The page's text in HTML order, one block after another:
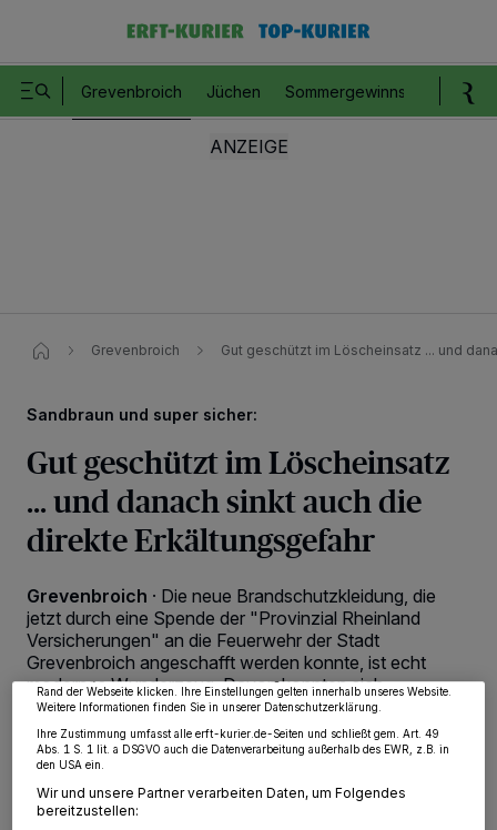
Grevenbroich Jüchen Sommergewinnspiel
Grevenbroich Gut geschützt im Löscheinsatz ... und
Sandbraun und super sicher:
Gut geschützt im Löscheinsatz
... und danach sinkt auch die
direkte Erkältungsgefahr
Grevenbroich · Die neue Brandschutzkleidung, die
jetzt durch eine Spende der "Provinzial Rheinland
Versicherungen" an die Feuerwehr der Stadt
Grevenbroich angeschafft werden konnte, ist echt
modernes Wunderzeug. Davon konnten sich
Bürgermeister Klaus Krützen und "Provinzial"-
Geschäftsstellenleiter Marc Sakamoto jetzt bei der
Scheckübergabe überzeugen.
von OK aktivieren Sie Tracking-Technologien für die unter „Wir und unsere
Partner verarbeiten Daten, um Ihnen Dienste bereitzustellen“ aufgeführten
Zwecke. Wenn Tracker deaktiviert sind, sind manche Inhalte und Anzeigen
möglicherweise nicht mehr so relevant für Sie. Sie können dieses Menü jederzeit
wieder aufrufen, um Ihre Einstellungen zu ändern oder Ihre Einwilligung zu
widerrufen, indem Sie auf den Link Einstellungen oder Ablehnen am unteren
Rand der Webseite klicken. Ihre Einstellungen gelten innerhalb unseres Website.
Weitere Informationen finden Sie in unserer Datenschutzerklärung.
Ihre Zustimmung umfasst alle erft-kurier.de-Seiten und schließt gem. Art. 49
Abs. 1 S. 1 lit. a DSGVO auch die Datenverarbeitung außerhalb des EWR, z.B. in
den USA ein.
Wir und unsere Partner verarbeiten Daten, um Folgendes
bereitzustellen: